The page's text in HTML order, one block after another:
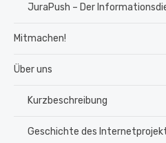
JuraPush – Der
Mitmachen!
Über uns
Kurzbeschreibung
Geschichte des